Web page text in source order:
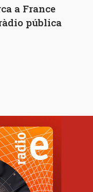
a France
pública